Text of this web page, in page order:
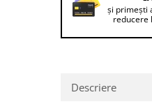
Lenjerii de pat pentru copii
Pijamale de dama
și primești
reducere
Descriere